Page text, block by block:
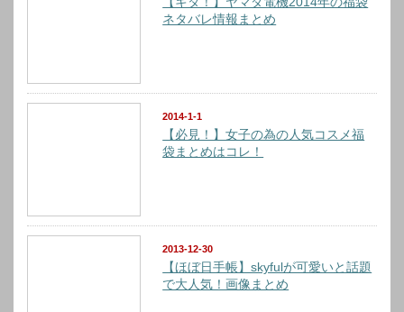
ネタバレ情報まとめ
2014-1-1
【必見！】女子の為の人気コスメ福
袋まとめはコレ！
2013-12-30
【ほぼ日手帳】skyfulが可愛いと話題
で大人気！画像まとめ